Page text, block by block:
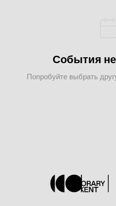
События
Попробуйте выбрать